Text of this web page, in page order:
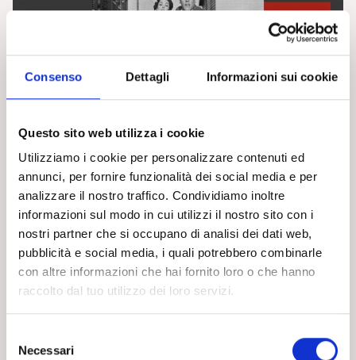
Consenso Dettagli Informazioni sui cookie
Questo sito web utilizza i cookie
Utilizziamo i cookie per personalizzare contenuti ed
annunci, per fornire funzionalità dei social media e per
analizzare il nostro traffico. Condividiamo inoltre
informazioni sul modo in cui utilizzi il nostro sito con i
nostri partner che si occupano di analisi dei dati web,
pubblicità e social media, i quali potrebbero combinarle
con altre informazioni che hai fornito loro o che hanno
raccolto dal tuo utilizzo dei loro servizi.
Necessari
“L’invasione degli ultracorpi” di Don Siegel.
Recensione di Angelo Moroni
“Un tram che si chiama Desiderio” di E. Kazan.
Recensione di Ludovica Blandino
Leggi articoli
PSICOANALISI E CULTURA